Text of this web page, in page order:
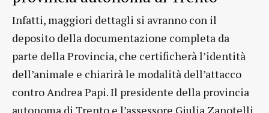
Infatti, maggiori dettagli si avranno con il
deposito della documentazione completa da
parte della Provincia, che certificherà l’identità
dell’animale e chiarirà le modalità dell’attacco
contro Andrea Papi. Il presidente della provincia
autonoma di Trento e l’assessore Giulia Zanotelli